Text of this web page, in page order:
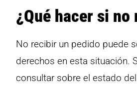
¿Qué hacer si
No recibir un pedido puede
derechos en esta situación.
consultar sobre el estado